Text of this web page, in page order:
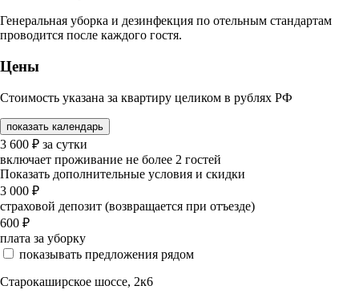
Генеральная уборка и дезинфекция по отельным стандартам
проводится после каждого гостя.
Цены
Стоимость указана за квартиру целиком в рублях РФ
показать календарь
3 600 ₽ за сутки
включает проживание не более 2 гостей
Показать дополнительные условия и скидки
3 000 ₽
страховой депозит (возвращается при отъезде)
600 ₽
плата за уборку
показывать предложения рядом
Старокаширское шоссе, 2к6